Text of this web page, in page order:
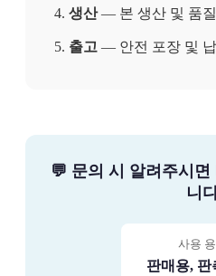
생산— 본 생산 및 품
출고 — 안전 포장 및
💬 문의 시 알려주시
니
사용
판매용, 판